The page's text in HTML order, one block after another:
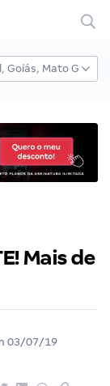
Mais de
03/07/19